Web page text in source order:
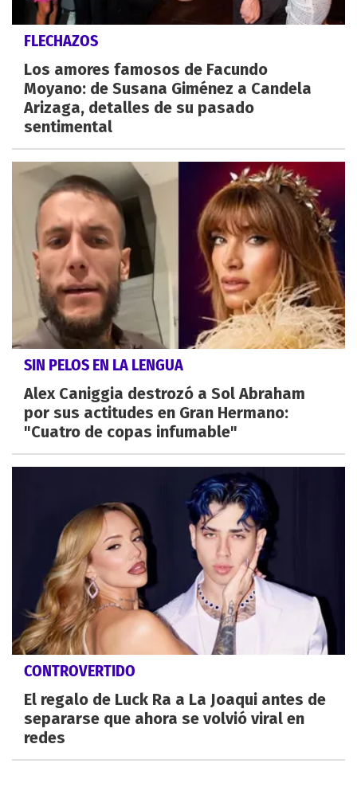
FLECHAZOS
Los amores famosos de Facundo
Moyano: de Susana Giménez a Candela
Arizaga, detalles de su pasado
sentimental
SIN PELOS EN LA LENGUA
Alex Caniggia destrozó a Sol Abraham
por sus actitudes en Gran Hermano:
"Cuatro de copas infumable"
CONTROVERTIDO
El regalo de Luck Ra a La Joaqui antes de
separarse que ahora se volvió viral en
redes